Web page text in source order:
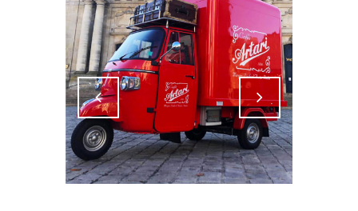
Attiva comando Attiva comando